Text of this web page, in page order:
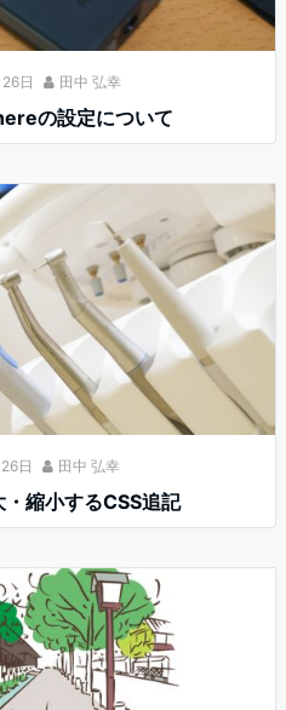
日 田中 弘幸
の設定について
日 田中 弘幸
縮小するCSS追記